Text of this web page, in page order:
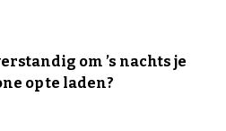
om ’s nachts je
op te laden?